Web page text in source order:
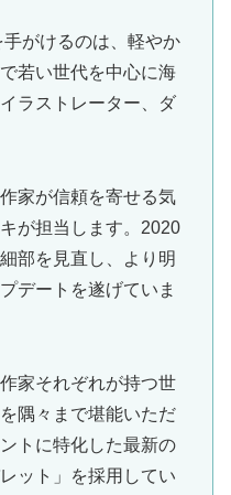
がけるのは、軽やか
若い世代を中心に海
ラストレーター、ダ
家が信頼を寄せる気
が担当します。2020
部を見直し、より明
デートを遂げていま
家それぞれが持つ世
隅々まで堪能いただ
トに特化した最新の
ット」を採用してい